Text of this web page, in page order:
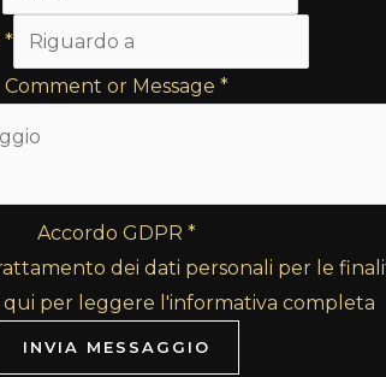
*
Comment or Message *
Accordo GDPR *
dei dati personali per le
qui per leggere l'informativa completa
INVIA MESSAGGIO